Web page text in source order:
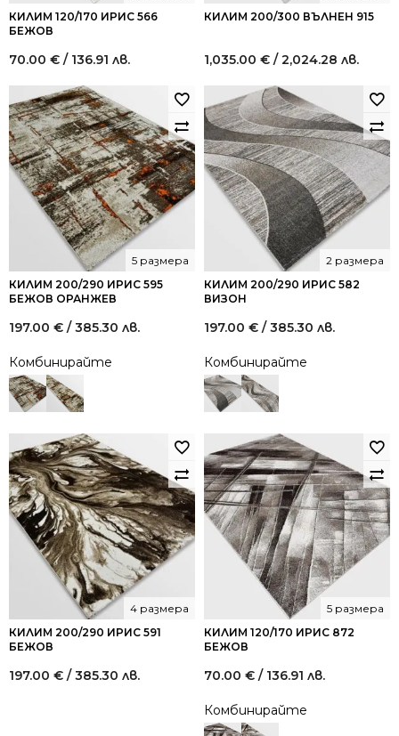
КИЛИМ 120/170 ИРИС 566
БЕЖОВ
70.00 € / 136.91 лв.
КИЛИМ 200/300 ВЪЛНЕН 915
1,035.00 € / 2,024.28 лв.
КИЛИМ 200/290 ИРИС 595
БЕЖОВ ОРАНЖЕВ
5 размера
197.00 € / 385.30 лв.
Комбинирайте
КИЛИМ 200/290 ИРИС 582
ВИЗОН
2 размера
197.00 € / 385.30 лв.
Комбинирайте
КИЛИМ 200/290 ИРИС 591
БЕЖОВ
4 размера
197.00 € / 385.30 лв.
КИЛИМ 120/170 ИРИС 872
БЕЖОВ
5 размера
70.00 € / 136.91 лв.
Комбинирайте